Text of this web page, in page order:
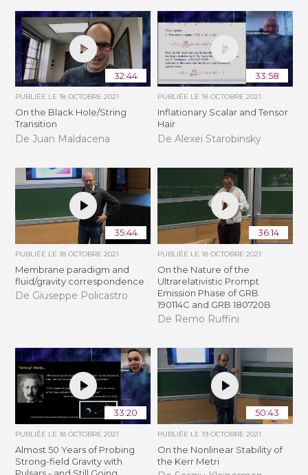
32:44
PUBLIÉE LE18 OCTOBRE 2021
On the Black Hole/String
Transition
De Juan Maldacena
33:58
PUBLIÉE LE 18 OCTOBRE 2021
Inflationary Scalar and Tensor
Hair
De Alexei Starobinsky
35:44
PUBLIÉE LE18 OCTOBRE 2021
Membrane paradigm and
fluid/gravity correspondence
De Giuseppe Policastro
36:14
PUBLIÉE LE 18 OCTOBRE 2021
On the Nature of the
Ultrarelativistic Prompt
Emission Phase of GRB
190114C and GRB 180720B
De Remo Ruffini
33:20
PUBLIÉE LE18 OCTOBRE 2021
Almost 50 Years of Probing
Strong-field Gravity with
Pulsars - and Still Going
50:43
PUBLIÉE LE 19 OCTOBRE 2021
On the Nonlinear Stability of
the Kerr Metri